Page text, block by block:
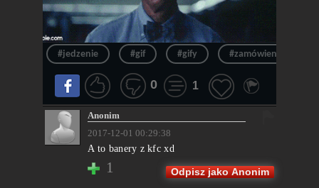
#jedzenie #gif #gify #zamówienie
0 1
Anonim
2017-12-01 00:29:38
A to banery z kfc xd
1 Odpisz jako Anonim